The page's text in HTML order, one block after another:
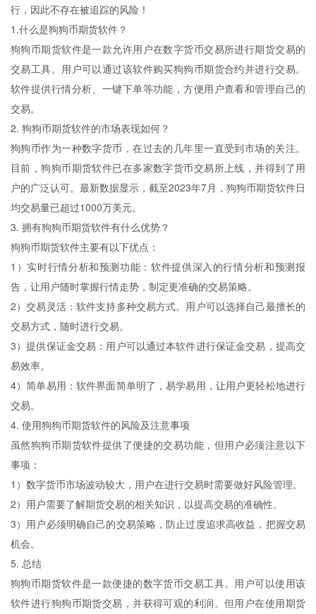
行，因此不存在被追踪的风险！
1.什么是狗狗币期货软件？
狗狗币期货软件是一款允许用户在数字货币交易所进行期货交易的
交易工具。用户可以通过该软件购买狗狗币期货合约并进行交易。
软件提供行情分析、一键下单等功能，方便用户查看和管理自己的
交易。
2. 狗狗币期货软件的市场表现如何？
狗狗币作为一种数字货币，在过去的几年里一直受到市场的关注。
目前，狗狗币期货软件已在多家数字货币交易所上线，并得到了用
户的广泛认可。最新数据显示，截至2023年7月，狗狗币期货软件日
均交易量已超过1000万美元。
3. 拥有狗狗币期货软件有什么优势？
狗狗币期货软件主要有以下优点：
1）实时行情分析和预测功能：软件提供深入的行情分析和预测报
告，让用户随时掌握行情走势，制定更准确的交易策略。
2）交易灵活：软件支持多种交易方式。用户可以选择自己最擅长的
交易方式，随时进行交易。
3）提供保证金交易：用户可以通过本软件进行保证金交易，提高交
易效率。
4）简单易用：软件界面简单明了，易学易用，让用户更轻松地进行
交易。
4. 使用狗狗币期货软件的风险及注意事项
虽然狗狗币期货软件提供了便捷的交易功能，但用户必须注意以下
事项：
1）数字货币市场波动较大，用户在进行交易时需要做好风险管理。
2）用户需要了解期货交易的相关知识，以提高交易的准确性。
3）用户必须明确自己的交易策略，防止过度追求高收益，把握交易
机会。
5. 总结
狗狗币期货软件是一款便捷的数字货币交易工具。用户可以使用该
软件进行狗狗币期货交易，并获得可观的利润。但用户在使用期货